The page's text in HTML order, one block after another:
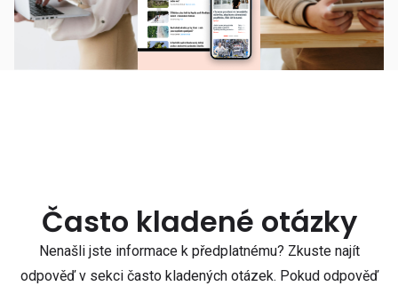
Často kladené otázky
Nenašli jste informace k předplatnému? Zkuste najít
odpověď v sekci často kladených otázek. Pokud odpověď